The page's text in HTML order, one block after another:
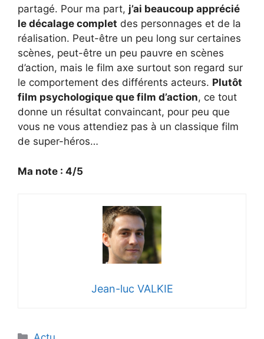
partagé. Pour ma part, j’ai beaucoup apprécié
le décalage complet des personnages et de la
réalisation. Peut-être un peu long sur certaines
scènes, peut-être un peu pauvre en scènes
d’action, mais le film axe surtout son regard sur
le comportement des différents acteurs. Plutôt
film psychologique que film d’action, ce tout
donne un résultat convaincant, pour peu que
vous ne vous attendiez pas à un classique film
de super-héros…
Ma note : 4/5
Jean-luc VALKIE
Catégories